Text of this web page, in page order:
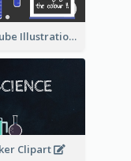
Test Tube Illustration
Clipart